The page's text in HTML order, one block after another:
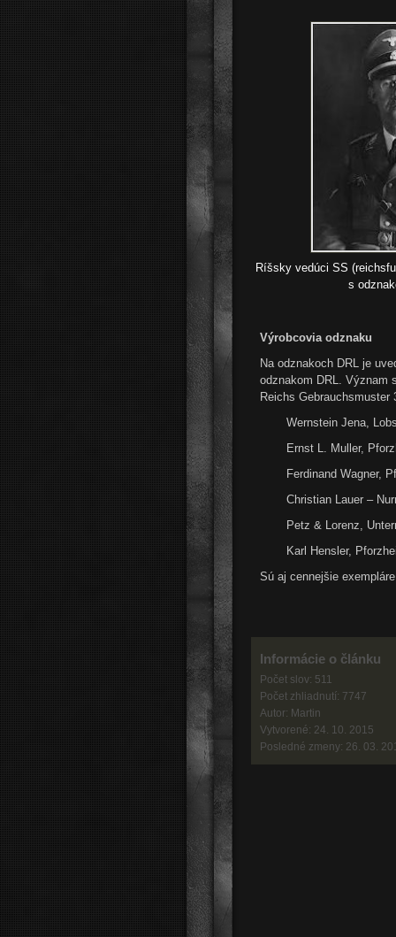
Ríšsky vedúci SS
s
Výrobcovia odznaku
Na odznakoch DRL je
odznakom DRL. Význam
Reichs
Wernstein Jena,
Ernst L. Muller,
Ferdinand Wagner,
Christian Lauer –
Petz & Lorenz,
Karl Hensler,
Sú aj cennejšie
Informácie o článku
Počet slov: 511
Počet zhliadnutí: 7747
Autor: Martin
Vytvorené: 24. 10. 2015
Posledné zmeny: 26. 03.